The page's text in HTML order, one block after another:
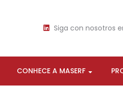
Siga con nosotros
CONHECE A MASERF